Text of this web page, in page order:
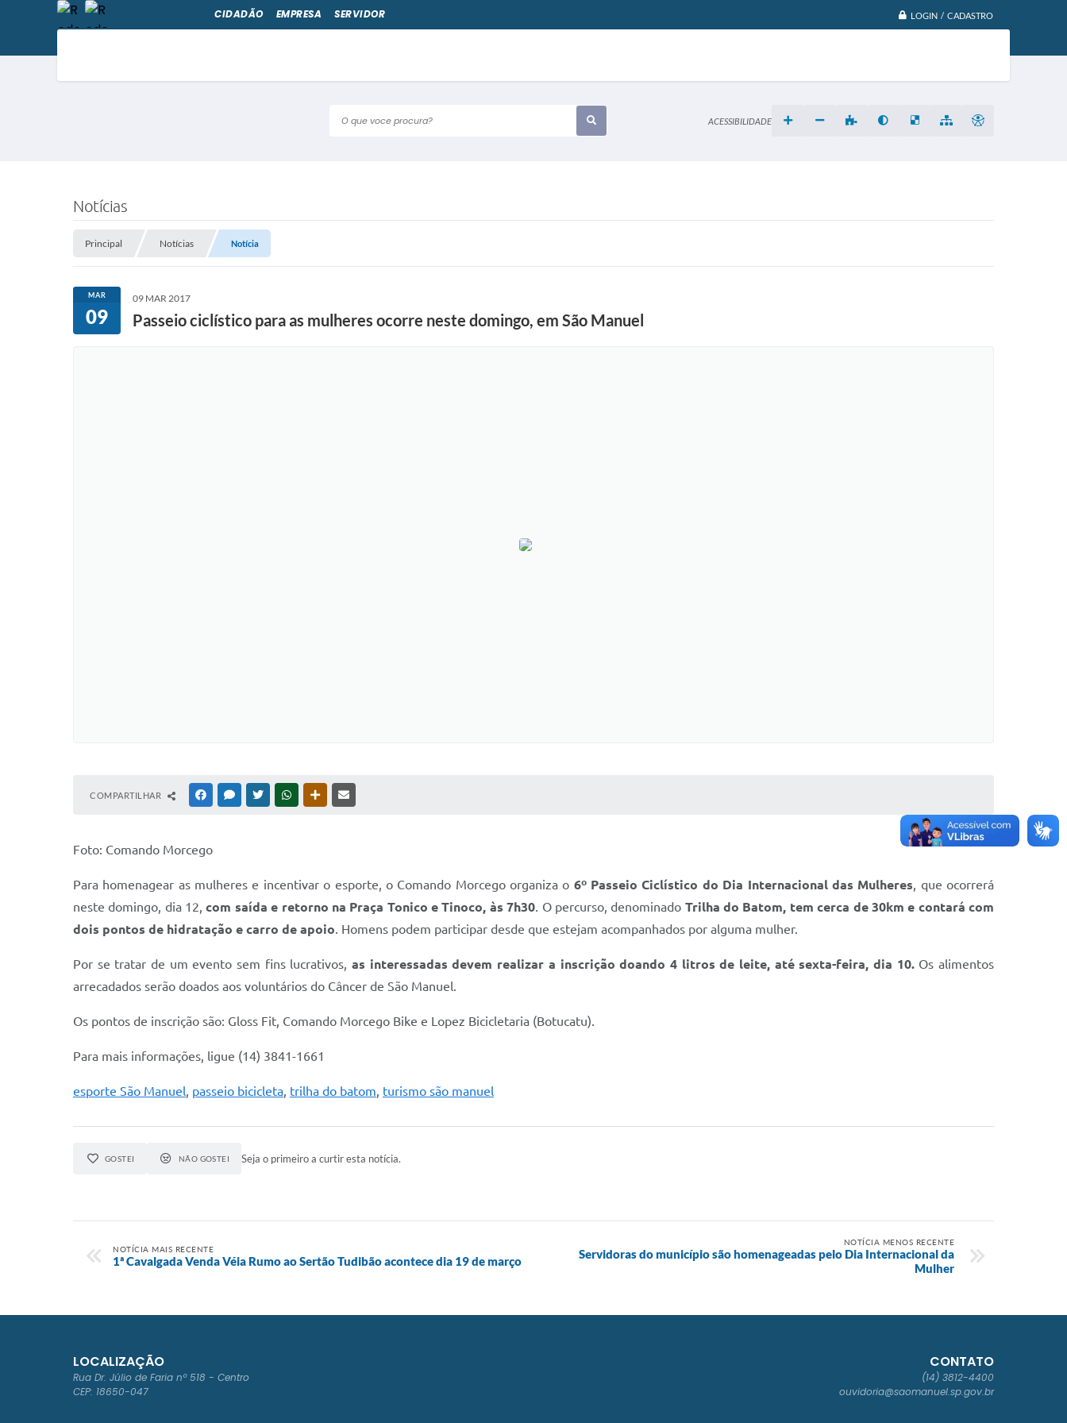
LOGIN / CADASTRO
O que voce procura?
CIDADÃO EMPRESA SERVIDOR
ACESSIBILIDADE
Notícias
Principal Notícias Notícia
MAR
09
09 MAR 2017
Passeio ciclístico para as mulheres ocorre neste domingo, em São Manuel
COMPARTILHAR FACEBOOKMESSENGER
TWITTERWHATSAPPOUTRAS MÍDIAS
Foto: Comando Morcego
Para homenagear as mulheres e incentivar o esporte, o Comando Morcego organiza o 6º Passeio Ciclístico do Dia Internacional das Mulheres, que ocorrerá
neste domingo, dia 12,com saída e retorno na Praça Tonico e Tinoco, às 7h30. O percurso, denominado Trilha do Batom, tem cerca de 30km e contará com
dois pontos de hidratação e carro de apoio. Homens podem participar desde que estejam acompanhados por alguma mulher.
Por se tratar de um evento sem fins lucrativos,as interessadas devem realizar a inscrição doando 4 litros de leite, até sexta-feira, dia 10.Os alimentos
arrecadados serão doados aos voluntários do Câncer de São Manuel.
Os pontos de inscrição são: Gloss Fit, Comando Morcego Bike e Lopez Bicicletaria (Botucatu).
Para mais informações, ligue (14) 3841-1661
esporte São Manuel, passeio bicicleta, trilha do batom, turismo são manuel
GOSTEI NÃO GOSTEI Seja o primeiro a curtir esta notícia.
NOTÍCIA MAIS RECENTE
1ª Cavalgada Venda Véia Rumo ao Sertão Tudibão acontece dia 19 de março
NOTÍCIA MENOS RECENTE
Servidoras do município são homenageadas pelo Dia Internacional da
Mulher
LOCALIZAÇÃO
Rua Dr. Júlio de Faria nº 518 - Centro
CEP: 18650-047
CONTATO
(14) 3812-4400
ouvidoria@saomanuel.sp.gov.br